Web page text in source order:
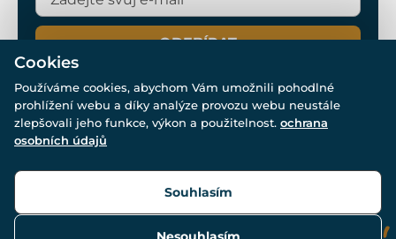
ODEBÍRAT
© Všechna práva vyhrazena. www.drakkaria.cz 2007-2026.
Cookies
Používáme cookies, abychom Vám umožnili pohodlné
prohlížení webu a díky analýze provozu webu neustále
zlepšovali jeho funkce, výkon a použitelnost. ochrana
osobních údajů
Souhlasím